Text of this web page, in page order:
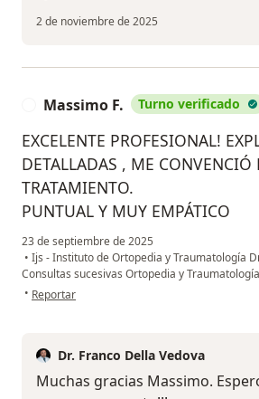
2 de noviembre de 2025
Massimo F. Turno verificado
EXCELENTE PROFESIONAL!
DETALLADAS , ME CONVENCIÓ
TRATAMIENTO.
PUNTUAL Y MUY EMPÁTICO
23 de septiembre de 2025
• Ijs - Instituto de Ortopedia y Traumatología
Consultas sucesivas Ortopedia y Traumatología
• en opinión del usuario Massimo F.
Reportar
Dr. Franco Della Vedova
Muchas gracias Massimo.